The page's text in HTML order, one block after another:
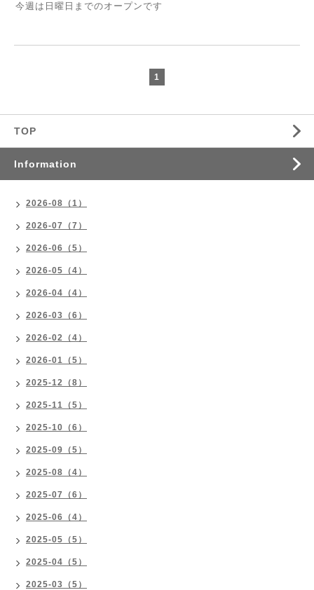
今週は日曜日までのオープンです
1
TOP
Information
2026-08（1）
2026-07（7）
2026-06（5）
2026-05（4）
2026-04（4）
2026-03（6）
2026-02（4）
2026-01（5）
2025-12（8）
2025-11（5）
2025-10（6）
2025-09（5）
2025-08（4）
2025-07（6）
2025-06（4）
2025-05（5）
2025-04（5）
2025-03（5）